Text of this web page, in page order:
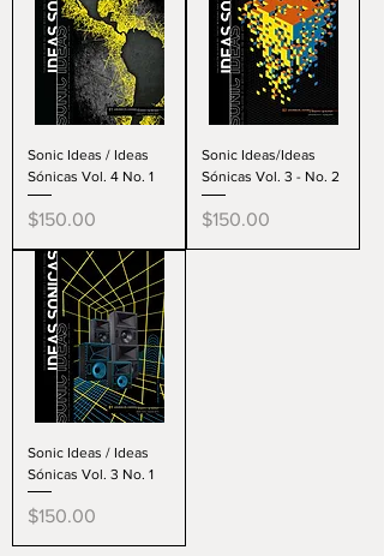
Sonic Ideas / Ideas
Sónicas Vol. 4 No. 1
Precio
$150.00
Sonic Ideas/Ideas
Sónicas Vol. 3 - No. 2
Precio
$150.00
Sonic Ideas / Ideas
Sónicas Vol. 3 No. 1
Precio
$150.00